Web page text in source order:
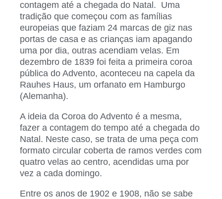
contagem até a chegada do Natal. Uma
tradição que começou com as famílias
europeias que faziam 24 marcas de giz nas
portas de casa e as crianças iam apagando
uma por dia, outras acendiam velas. Em
dezembro de 1839 foi feita a primeira coroa
pública do Advento, aconteceu na capela da
Rauhes Haus, um orfanato em Hamburgo
(Alemanha).
A ideia da Coroa do Advento é a mesma,
fazer a contagem do tempo até a chegada do
Natal. Neste caso, se trata de uma peça com
formato circular coberta de ramos verdes com
quatro velas ao centro, acendidas uma por
vez a cada domingo.
Entre os anos de 1902 e 1908, não se sabe